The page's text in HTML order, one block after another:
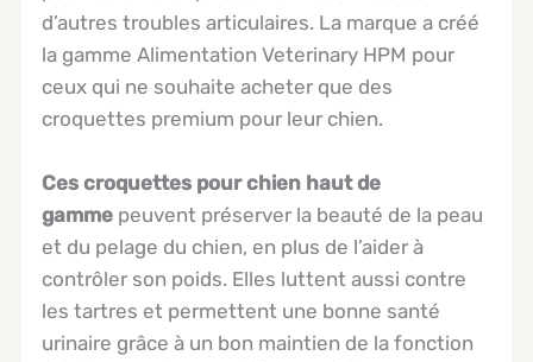
d’autres troubles articulaires. La marque a créé
la gamme Alimentation Veterinary HPM pour
ceux qui ne souhaite acheter que des
croquettes premium pour leur chien.
Ces croquettes pour chien haut de
gamme peuvent préserver la beauté de la peau
et du pelage du chien, en plus de l’aider à
contrôler son poids. Elles luttent aussi contre
les tartres et permettent une bonne santé
urinaire grâce à un bon maintien de la fonction